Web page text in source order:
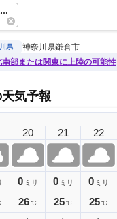
神奈川県鎌倉市
報 地震情報 警報・注意報
県
神奈川県鎌倉市
部または関東に上陸の可能性
気予報
20
0 ミリ
26℃
21
0 ミリ
25℃
22
0 ミリ
25℃